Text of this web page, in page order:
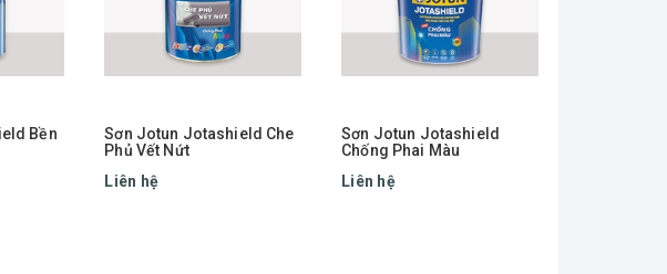
Bền
Sơn Jotun Jotashield Che
Phủ Vết Nứt
Liên hệ
Sơn Jotun Jotashield
Chống Phai Màu
Liên hệ